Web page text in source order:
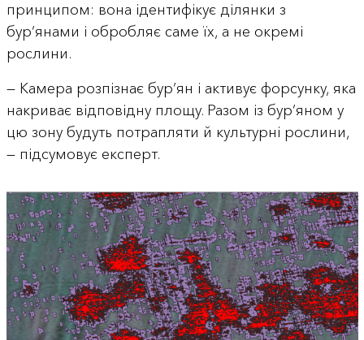
принципом: вона ідентифікує ділянки з
бур’янами і обробляє саме їх, а не окремі
рослини.
— Камера розпізнає бур’ян і активує форсунку, яка
накриває відповідну площу. Разом із бур’яном у
цю зону будуть потрапляти й культурні рослини,
— підсумовує експерт.